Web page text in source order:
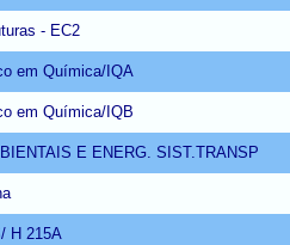
- EC2
em Química/IQA
em Química/IQB
E ENERG. SIST.TRANSP
H 215A